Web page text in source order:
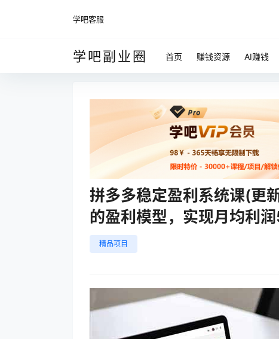
学吧客服
学吧副业圈 首页 赚钱资源 AI赚钱
拼多多稳定盈利系统课(更
的盈利模型，实现月均利
精品项目